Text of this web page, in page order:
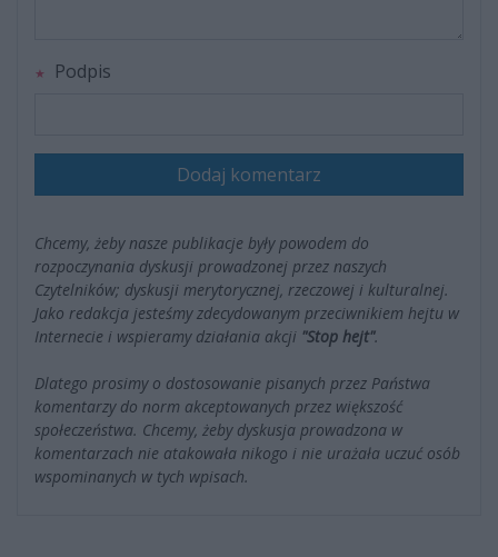
Podpis
Dodaj komentarz
Chcemy, żeby nasze publikacje były powodem do
rozpoczynania dyskusji prowadzonej przez naszych
Czytelników; dyskusji merytorycznej, rzeczowej i kulturalnej.
Jako redakcja jesteśmy zdecydowanym przeciwnikiem hejtu w
Internecie i wspieramy działania akcji "Stop hejt".
Dlatego prosimy o dostosowanie pisanych przez Państwa
komentarzy do norm akceptowanych przez większość
społeczeństwa. Chcemy, żeby dyskusja prowadzona w
komentarzach nie atakowała nikogo i nie urażała uczuć osób
wspominanych w tych wpisach.